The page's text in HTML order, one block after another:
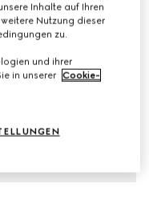
Inhalte auf Ihren
Nutzung dieser
zu.
und ihrer
in unserer Cookie-